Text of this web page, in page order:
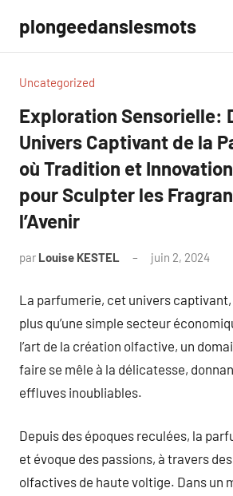
contenu
plongeedanslesmots
Uncategorized
Exploration Sensorielle:
Univers Captivant de la
où Tradition et
pour Sculpter les
l’Avenir
par Louise KESTEL juin 2, 2024
La parfumerie, cet univers
plus qu’une simple secteur
l’art de la création olfactive, un
faire se mêle à la délicatesse,
effluves inoubliables.
Depuis des époques reculées, la
et évoque des passions, à travers
olfactives de haute voltige. Dans un